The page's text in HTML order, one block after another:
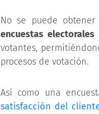
No se puede
encuestas electorales
votantes,
procesos de votación.
Así como una
satisfacción del